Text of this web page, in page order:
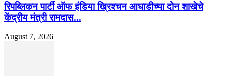
रिपब्लिकन पार्टी ऑफ इंडिया ख्रिश्चन आघाडीच्या दोन शाखेचे
केंद्रीय मंत्री रामदास...
August 7, 2026